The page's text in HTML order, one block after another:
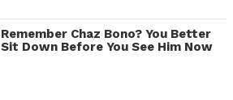
Remember Chaz Bono? You Better
Sit Down Before You See Him Now